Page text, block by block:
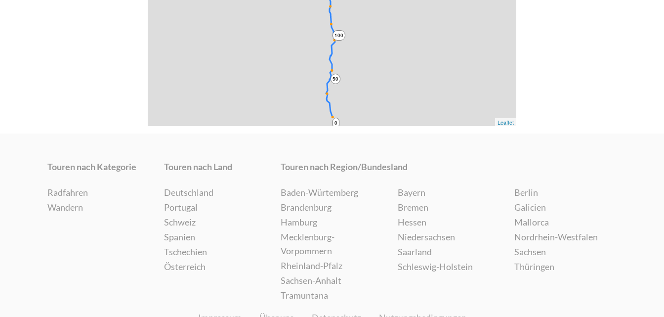
0
50
100
Leaflet
Touren nach Kategorie
Radfahren
Wandern
Touren nach Land
Deutschland
Portugal
Schweiz
Spanien
Tschechien
Österreich
Touren nach Region/Bundesland
Baden-Würtemberg
Brandenburg
Hamburg
Mecklenburg-
Vorpommern
Rheinland-Pfalz
Sachsen-Anhalt
Tramuntana
Bayern
Bremen
Hessen
Niedersachsen
Saarland
Schleswig-Holstein
Berlin
Galicien
Mallorca
Nordrhein-Westfalen
Sachsen
Thüringen